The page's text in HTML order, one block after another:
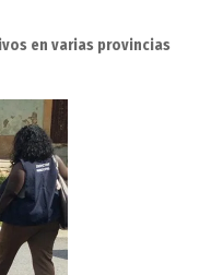
en varias provincias